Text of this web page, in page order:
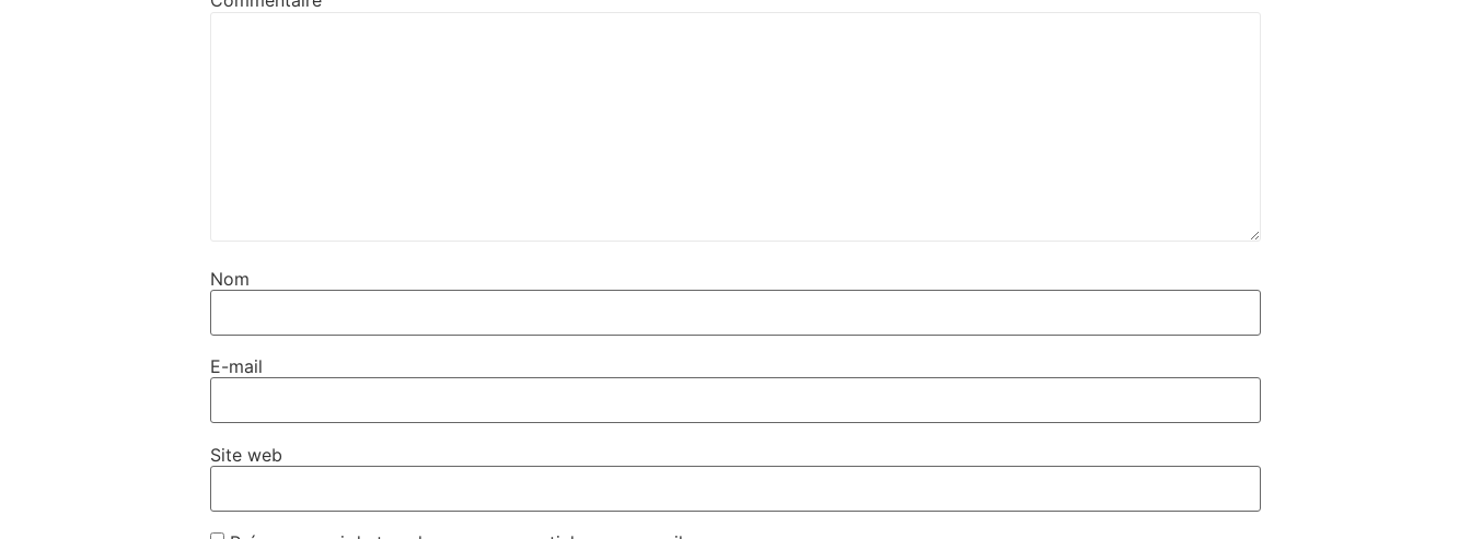
Nom
E-mail
Site web